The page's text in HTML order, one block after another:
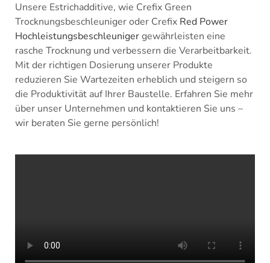
Unsere Estrichadditive, wie Crefix Green
Trocknungsbeschleunigeroder Crefix Red Power
Hochleistungsbeschleunigergewährleisten eine
rasche Trocknung und verbessern die Verarbeitbarkeit.
Mit der richtigen Dosierung unserer Produkte
reduzieren Sie Wartezeiten erheblich und steigern so
die Produktivität auf Ihrer Baustelle. Erfahren Sie mehr
über unser Unternehmen und kontaktieren Sie uns –
wir beraten Sie gerne persönlich!